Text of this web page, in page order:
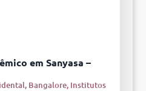
em Sanyasa –
, Bangalore, Institutos